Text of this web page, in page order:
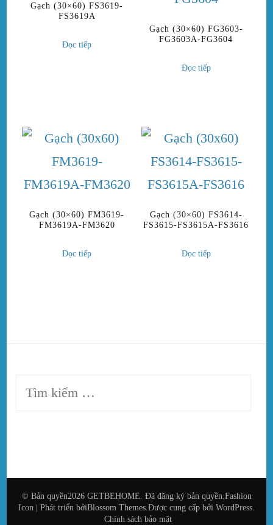
Gạch (30×60) FS3619-
FS3619A
Đọc tiếp
Gạch (30×60) FG3603-
FG3603A-FG3604
Đọc tiếp
Gạch (30×60) FM3619-
FM3619A-FM3620
Đọc tiếp
Gạch (30×60) FS3614-
FS3615-FS3615A-FS3616
Đọc tiếp
Tìm
© Bản quyền2026 GETBEHOME. Đã đăng ký bản quyền.Fashion
Icon | Phát triển bởiBlossom Themes.Được cung cấp bởi WordPress.
Chính sách bảo mật